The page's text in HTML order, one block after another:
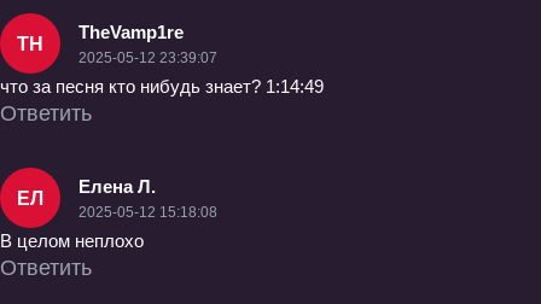
TH
TheVamp1re
2025-05-12 23:39:07
что за песня кто нибудь знает? 1:14:49
Ответить
ЕЛ
Елена Л.
2025-05-12 15:18:08
В целом неплохо
Ответить